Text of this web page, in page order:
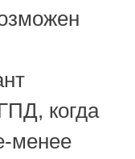
когда
менее